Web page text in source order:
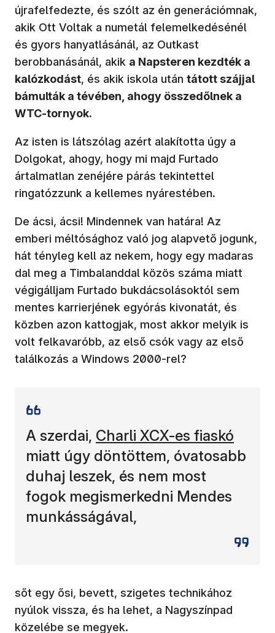
újrafelfedezte, és szólt az én generációmnak,
akik Ott Voltak a numetál felemelkedésénél
és gyors hanyatlásánál, az Outkast
berobbanásánál, akik a Napsteren kezdték a
kalózkodást, és akik iskola után tátott szájjal
bámulták a tévében, ahogy összedőlnek a
WTC-tornyok.
Az isten is látszólag azért alakította úgy a
Dolgokat, ahogy, hogy mi majd Furtado
ártalmatlan zenéjére párás tekintettel
ringatózzunk a kellemes nyárestében.
De ácsi, ácsi! Mindennek van határa! Az
emberi méltósághoz való jog alapvető jogunk,
hát tényleg kell az nekem, hogy egy madaras
dal meg a Timbalanddal közös száma miatt
végigálljam Furtado bukdácsolásoktól sem
mentes karrierjének egyórás kivonatát, és
közben azon kattogjak, most akkor melyik is
volt felkavaróbb, az első csók vagy az első
találkozás a Windows 2000-rel?
A szerdai, (új ablakban nyílik meg)
Charli XCX-es fiaskó
miatt úgy döntöttem, óvatosabb
duhaj leszek, és nem most
fogok megismerkedni Mendes
munkásságával,
sőt egy ősi, bevett, szigetes technikához
nyúlok vissza, és ha lehet, a Nagyszínpad
közelébe se megyek.